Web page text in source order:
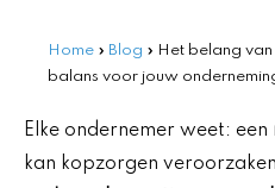
Home » Blog » Het belang
balans voor jouw
Elke ondernemer weet: een
kan kopzorgen